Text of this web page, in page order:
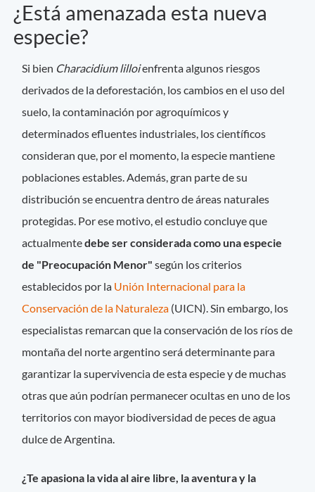
¿Está amenazada esta nueva
especie?
Si bien Characidium lilloienfrenta algunos riesgos
derivados de la deforestación, los cambios en el uso del
suelo, la contaminación por agroquímicos y
determinados efluentes industriales, los científicos
consideran que, por el momento, la especie mantiene
poblaciones estables. Además, gran parte de su
distribución se encuentra dentro de áreas naturales
protegidas. Por ese motivo, el estudio concluye que
actualmentedebe ser considerada como una especie
de "Preocupación Menor"según los criterios
establecidos por la Unión Internacional para la
Conservación de la Naturaleza (UICN). Sin embargo, los
especialistas remarcan que la conservación de los ríos de
montaña del norte argentino será determinante para
garantizar la supervivencia de esta especie y de muchas
otras que aún podrían permanecer ocultas en uno de los
territorios con mayor biodiversidad de peces de agua
dulce de Argentina.
¿Te apasiona la vida al aire libre, la aventura y la